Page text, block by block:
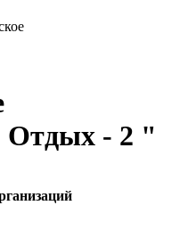
Отдых - 2 "